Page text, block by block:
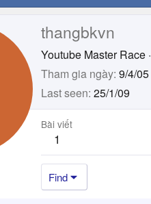
thangbkvn
Youtube Master Race ·
Tham gia ngày 9/4/05
Last seen 25/1/09
Bài viết
1
Find